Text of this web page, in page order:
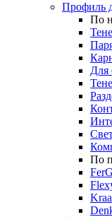
Профиль
По
Для
По